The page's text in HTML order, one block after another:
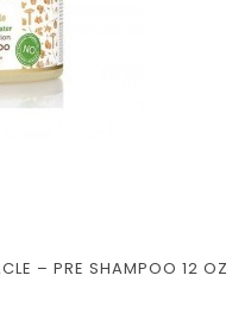
– PRE SHAMPOO 12 OZ